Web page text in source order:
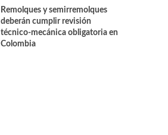
Remolques y semirremolques
deberán cumplir revisión
técnico-mecánica obligatoria en
Colombia